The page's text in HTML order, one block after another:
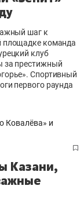
шаг к
площадке команда
клуб
за престижный
Спортивный
первого раунда
Казани,